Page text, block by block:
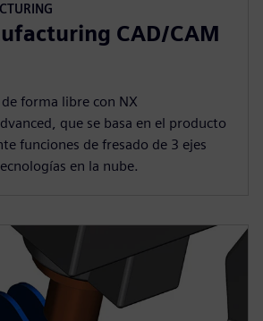
CAD/CAM
forma libre con NX
que se basa en el producto
funciones de fresado de 3 ejes
en la nube.